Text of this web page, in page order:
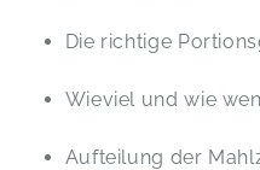
Die richtige
Wieviel und wie
Aufteilung der